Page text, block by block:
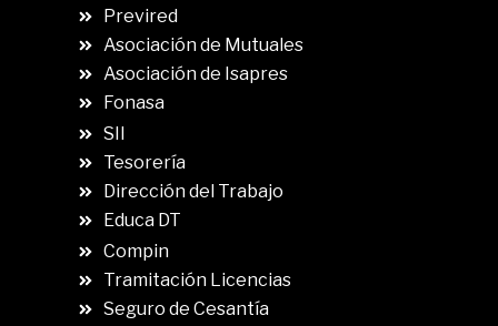
Previred
Asociación de Mutuales
Asociación de Isapres
Fonasa
SII
Tesorería
Dirección del Trabajo
Educa DT
Compin
Tramitación Licencias
Seguro de Cesantía